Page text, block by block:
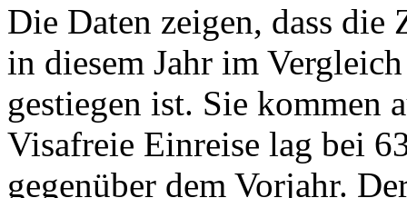
Die Daten zeigen, dass die
in diesem Jahr im
gestiegen ist. Sie kommen
Visafreie Einreise lag bei
gegenüber dem Vorjahr.